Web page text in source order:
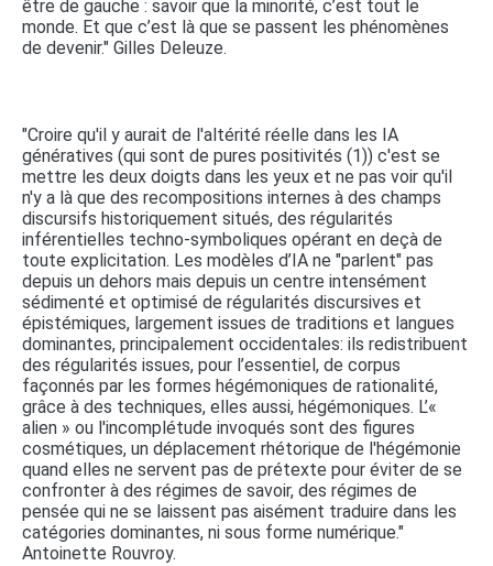
être de gauche : savoir que la minorité, c’est tout le
monde. Et que c’est là que se passent les phénomènes
de devenir." Gilles Deleuze.
"Croire qu'il y aurait de l'altérité réelle dans les IA
génératives (qui sont de pures positivités (1)) c'est se
mettre les deux doigts dans les yeux et ne pas voir qu'il
n'y a là que des recompositions internes à des champs
discursifs historiquement situés, des régularités
inférentielles techno-symboliques opérant en deçà de
toute explicitation. Les modèles d’IA ne "parlent" pas
depuis un dehors mais depuis un centre intensément
sédimenté et optimisé de régularités discursives et
épistémiques, largement issues de traditions et langues
dominantes, principalement occidentales: ils redistribuent
des régularités issues, pour l’essentiel, de corpus
façonnés par les formes hégémoniques de rationalité,
grâce à des techniques, elles aussi, hégémoniques. L’«
alien » ou l'incomplétude invoqués sont des figures
cosmétiques, un déplacement rhétorique de l'hégémonie
quand elles ne servent pas de prétexte pour éviter de se
confronter à des régimes de savoir, des régimes de
pensée qui ne se laissent pas aisément traduire dans les
catégories dominantes, ni sous forme numérique."
Antoinette Rouvroy.